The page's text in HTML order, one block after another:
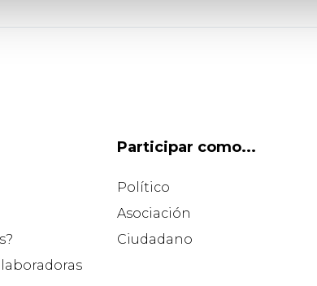
Participar como...
Político
Asociación
Ciudadano